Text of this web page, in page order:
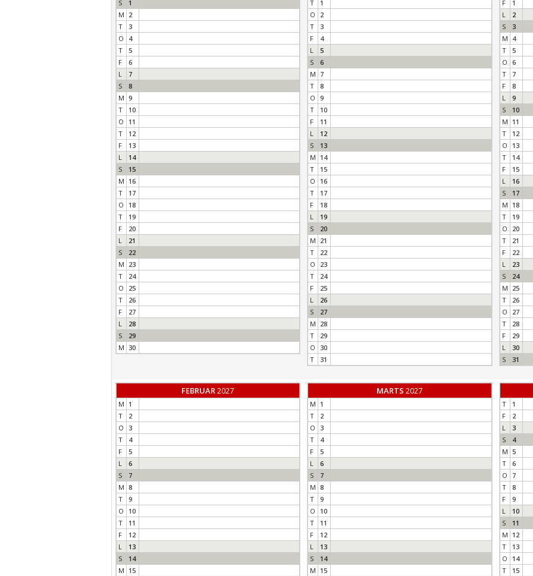
S
1
M 2
T
3
O
4
T
5
F
6
L
7
S
8
M 9
T
10
O
11
T
12
F
13
L
14
S
15
M 16
T
17
O
18
T
19
F
20
L
21
S
22
M 23
T
24
O
25
T
26
F
27
L
28
S
29
M 30
T
1
O
2
T
3
F
4
L
5
S
6
M 7
T
8
O 9
T
10
F
11
L
12
S
13
M 14
T
15
O
16
T
17
F
18
L
19
S
20
M 21
T
22
O
23
T
24
F
25
L
26
S
27
M 28
T
29
O 30
T
31
F
1
L
2
S
3
M 4
T
5
O 6
T
7
F
8
L
9
S
10
M 11
T
12
O
13
T
14
F
15
L
16
S
17
M 18
T
19
O
20
T
21
F
22
L
23
S
24
M 25
T
26
O
27
T
28
F
29
L
30
S
31
FEBRUAR2027
M 1
T
2
O 3
T
4
F
5
L
6
S
7
M 8
T
9
O
10
T
11
F
12
L
13
S
14
M 15
MARTS 2027
M 1
T
2
O 3
T
4
F
5
L
6
S
7
M 8
T
9
O
10
T
11
F
12
L
13
S
14
M 15
T
1
F
2
L
3
S
4
M 5
T
6
O
7
T
8
F
9
L
10
S
11
M 12
T
13
O
14
T
15